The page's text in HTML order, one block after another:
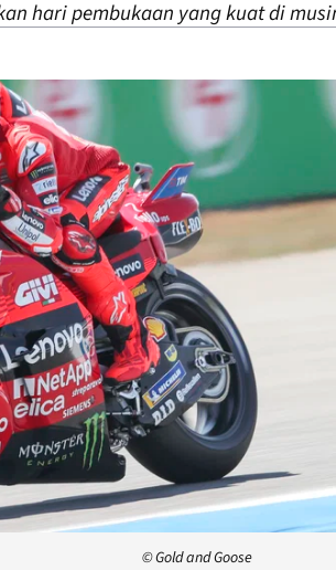
hari pembukaan yang kuat di
© Gold and Goose